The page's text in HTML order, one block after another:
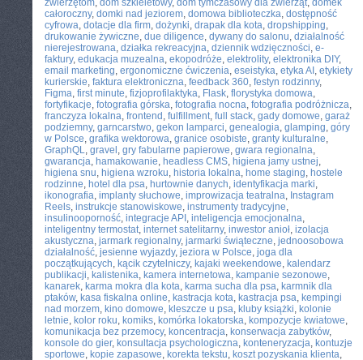
zwierzętom, dom szkieletowy, dom tymczasowy dla zwierząt, domek
całoroczny, domki nad jeziorem, domowa biblioteczka, dostępność
cyfrowa, dotacje dla firm, dożynki, drapak dla kota, dropshipping,
drukowanie żywiczne, due diligence, dywany do salonu, działalność
nierejestrowana, działka rekreacyjna, dziennik wdzięczności, e-
faktury, edukacja muzealna, ekopodróże, elektrolity, elektronika DIY,
email marketing, ergonomiczne ćwiczenia, eseistyka, etyka AI , etykiety
kurierskie, faktura elektroniczna, feedback 360, festyn rodzinny,
Figma, first minute, fizjoprofilaktyka, Flask, florystyka domowa,
fortyfikacje, fotografia górska, fotografia nocna, fotografia podróżnicza,
franczyza lokalna, frontend , fulfillment, full stack, gady domowe, garaż
podziemny, garncarstwo, gekon lamparci, genealogia, glamping, góry
w Polsce, grafika wektorowa, granice osobiste, granty kulturalne,
GraphQL, gravel , gry fabularne papierowe, gwara regionalna,
gwarancja, hamakowanie, headless CMS, higiena jamy ustnej,
higiena snu, higiena wzroku, historia lokalna, home staging, hostele
rodzinne, hotel dla psa, hurtownie danych, identyfikacja marki,
ikonografia, implanty słuchowe, improwizacja teatralna, Instagram
Reels, instrukcje stanowiskowe, instrumenty tradycyjne,
insulinooporność, integracje API , inteligencja emocjonalna,
inteligentny termostat, internet satelitarny, inwestor anioł, izolacja
akustyczna, jarmark regionalny, jarmarki świąteczne, jednoosobowa
działalność, jesienne wyjazdy, jeziora w Polsce, joga dla
początkujących, kącik czytelniczy, kajaki weekendowe, kalendarz
publikacji, kalistenika, kamera internetowa, kampanie sezonowe,
kanarek, karma mokra dla kota, karma sucha dla psa, karmnik dla
ptaków, kasa fiskalna online, kastracja kota, kastracja psa, kempingi
nad morzem, kino domowe, kleszcze u psa, kluby książki, kolonie
letnie, kolor roku, komiks, komórka lokatorska, kompozycje kwiatowe,
komunikacja bez przemocy, koncentracja, konserwacja zabytków,
konsole do gier, konsultacja psychologiczna, konteneryzacja, kontuzje
sportowe, kopie zapasowe, korekta tekstu, koszt pozyskania klienta,